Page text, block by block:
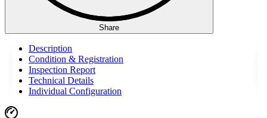
Share
Description
Condition & Registration
Inspection Report
Technical Details
Individual Configuration